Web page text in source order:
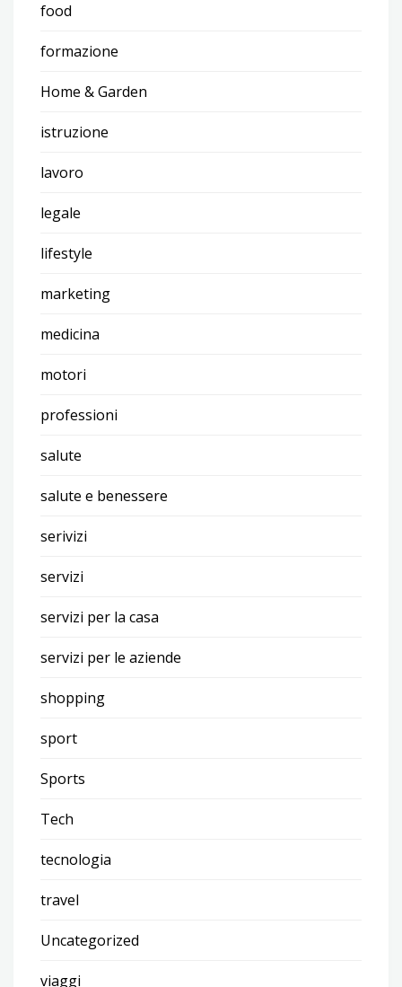
food
formazione
Home & Garden
istruzione
lavoro
legale
lifestyle
marketing
medicina
motori
professioni
salute
salute e benessere
serivizi
servizi
servizi per la casa
servizi per le aziende
shopping
sport
Sports
Tech
tecnologia
travel
Uncategorized
viaggi